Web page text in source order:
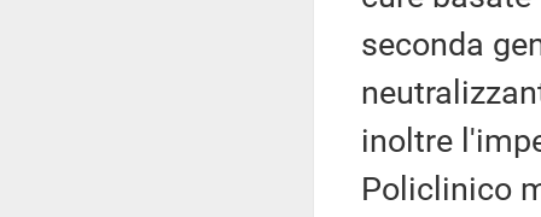
seconda
inoltre
Policlinico